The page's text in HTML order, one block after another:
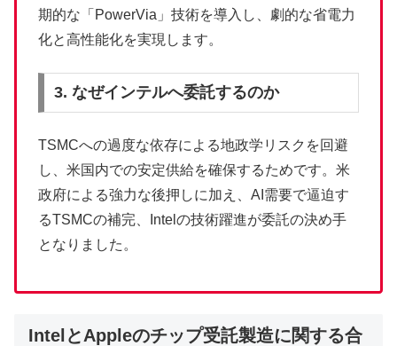
期的な「PowerVia」技術を導入し、劇的な省電力
化と高性能化を実現します。
3. なぜインテルへ委託するのか
TSMCへの過度な依存による地政学リスクを回避
し、米国内での安定供給を確保するためです。米
政府による強力な後押しに加え、AI需要で逼迫す
るTSMCの補完、Intelの技術躍進が委託の決め手
となりました。
IntelとAppleのチップ受託製造に関する合